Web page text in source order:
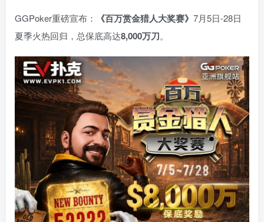
GGPoker重磅宣布： 《百万赏金猎人大奖赛》 7月5日-28日
夏季火热回归，总保底高达8,000万刀。